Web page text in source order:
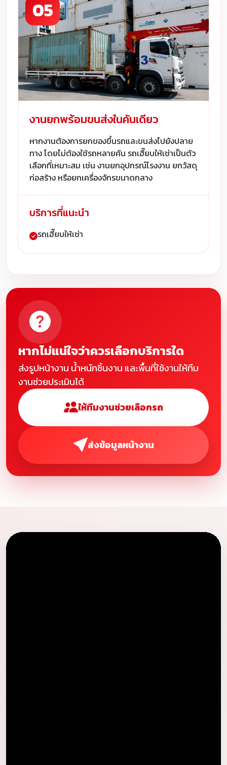
05
งานยกพร้อมขนส่งในคันเดียว
หากงานต้องการยกของขึ้นรถและขนส่งไปยังปลาย
ทาง โดยไม่ต้องใช้รถหลายคัน รถเฮี๊ยบให้เช่าเป็นตัว
เลือกที่เหมาะสม เช่น งานยกอุปกรณ์โรงงาน ยกวัสดุ
ก่อสร้าง หรือยกเครื่องจักรขนาดกลาง
บริการที่แนะนำ
รถเฮี๊ยบให้เช่า
หากไม่แน่ใจว่าควรเลือกบริการใด
ส่งรูปหน้างาน น้ำหนักชิ้นงาน และพื้นที่ใช้งานให้ทีม
งานช่วยประเมินได้
ให้ทีมงานช่วยเลือกรถ
ส่งข้อมูลหน้างาน